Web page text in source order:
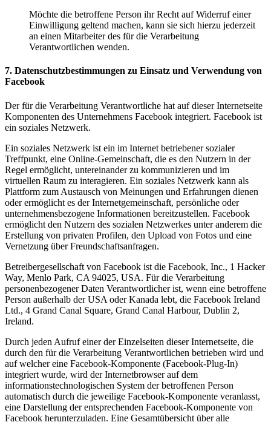
Möchte die betroffene Person ihr Recht auf Widerruf einer
Einwilligung geltend machen, kann sie sich hierzu jederzeit
an einen Mitarbeiter des für die Verarbeitung
Verantwortlichen wenden.
7. Datenschutzbestimmungen zu Einsatz und Verwendung von
Facebook
Der für die Verarbeitung Verantwortliche hat auf dieser Internetseite
Komponenten des Unternehmens Facebook integriert. Facebook ist
ein soziales Netzwerk.
Ein soziales Netzwerk ist ein im Internet betriebener sozialer
Treffpunkt, eine Online-Gemeinschaft, die es den Nutzern in der
Regel ermöglicht, untereinander zu kommunizieren und im
virtuellen Raum zu interagieren. Ein soziales Netzwerk kann als
Plattform zum Austausch von Meinungen und Erfahrungen dienen
oder ermöglicht es der Internetgemeinschaft, persönliche oder
unternehmensbezogene Informationen bereitzustellen. Facebook
ermöglicht den Nutzern des sozialen Netzwerkes unter anderem die
Erstellung von privaten Profilen, den Upload von Fotos und eine
Vernetzung über Freundschaftsanfragen.
Betreibergesellschaft von Facebook ist die Facebook, Inc., 1 Hacker
Way, Menlo Park, CA 94025, USA. Für die Verarbeitung
personenbezogener Daten Verantwortlicher ist, wenn eine betroffene
Person außerhalb der USA oder Kanada lebt, die Facebook Ireland
Ltd., 4 Grand Canal Square, Grand Canal Harbour, Dublin 2,
Ireland.
Durch jeden Aufruf einer der Einzelseiten dieser Internetseite, die
durch den für die Verarbeitung Verantwortlichen betrieben wird und
auf welcher eine Facebook-Komponente (Facebook-Plug-In)
integriert wurde, wird der Internetbrowser auf dem
informationstechnologischen System der betroffenen Person
automatisch durch die jeweilige Facebook-Komponente veranlasst,
eine Darstellung der entsprechenden Facebook-Komponente von
Facebook herunterzuladen. Eine Gesamtübersicht über alle